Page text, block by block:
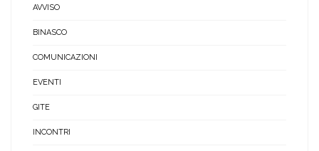
AVVISO
BINASCO
COMUNICAZIONI
EVENTI
GITE
INCONTRI